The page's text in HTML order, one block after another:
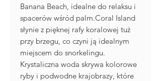
Banana Beach, idealne do relaksu i
spacerów wśród palm.Coral Island
słynie z pięknej rafy koralowej tuż
przy brzegu, co czyni ją idealnym
miejscem do snorkelingu.
Krystaliczna woda skrywa kolorowe
ryby i podwodne krajobrazy, które